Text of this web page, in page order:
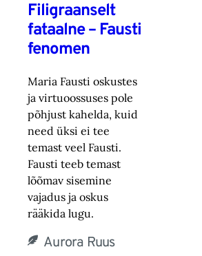
Filigraanselt
fataalne – Fausti
fenomen
Maria Fausti oskustes
ja virtuoossuses pole
põhjust kahelda, kuid
need üksi ei tee
temast ‎veel Fausti.
Fausti teeb temast
lõõmav sisemine
vajadus ja oskus
rääkida lugu.‎
Aurora Ruus